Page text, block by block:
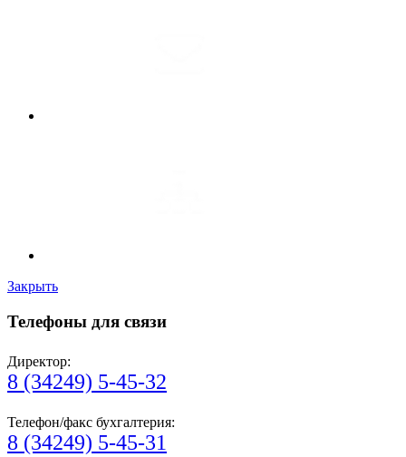
Закрыть
Телефоны для связи
Директор:
8 (34249) 5-45-32
Телефон/факс бухгалтерия:
8 (34249) 5-45-31